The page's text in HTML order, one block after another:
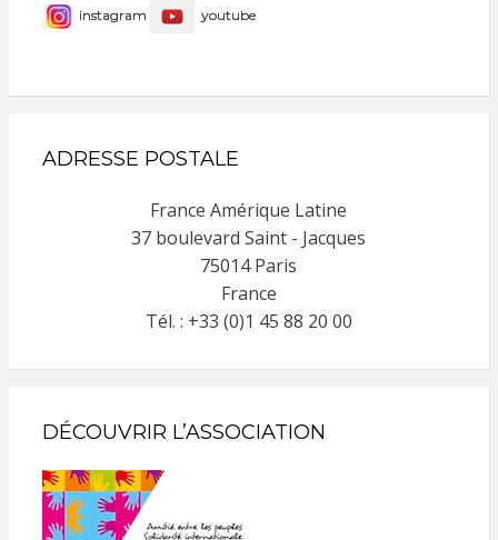
instagram youtube
ADRESSE POSTALE
France Amérique Latine
37 boulevard Saint - Jacques
75014 Paris
France
Tél. : +33 (0)1 45 88 20 00
DÉCOUVRIR L’ASSOCIATION